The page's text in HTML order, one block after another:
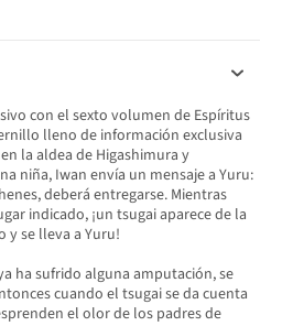
con el sexto volumen de Espíritus
lleno de información exclusiva
la aldea de Higashimura y
niña, Iwan envía un mensaje a Yuru:
deberá entregarse. Mientras
indicado, ¡un tsugai aparece de la
y se lleva a Yuru!
ha sufrido alguna amputación, se
cuando el tsugai se da cuenta
el olor de los padres de